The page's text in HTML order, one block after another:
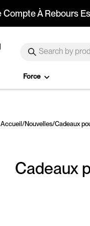
Recherche
Force
Accueil/Nouvelles/Cadeaux
Cadeaux